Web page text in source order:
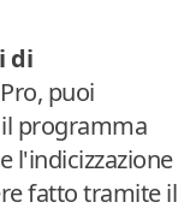
di
puoi
programma
l'indicizzazione
fatto tramite il